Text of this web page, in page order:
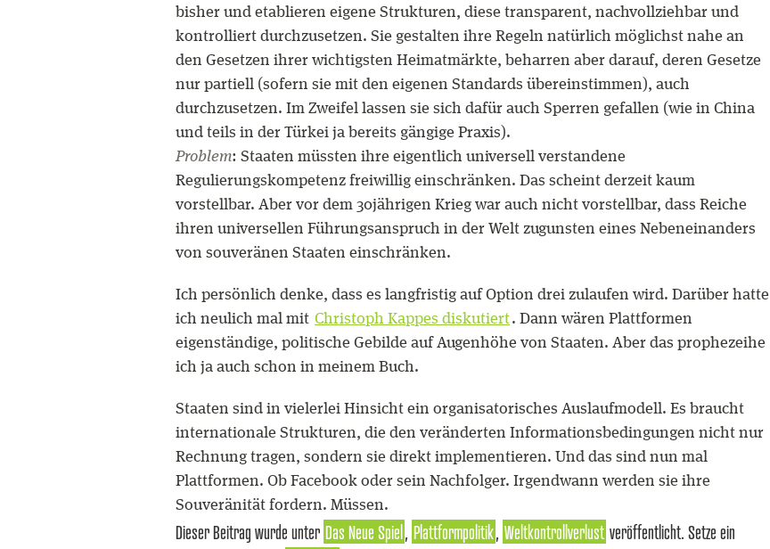
bisher und etablieren eigene Strukturen, diese transparent, nachvollziehbar und
kontrolliert durchzusetzen. Sie gestalten ihre Regeln natürlich möglichst nahe an
den Gesetzen ihrer wichtigsten Heimatmärkte, beharren aber darauf, deren Gesetze
nur partiell (sofern sie mit den eigenen Standards übereinstimmen), auch
durchzusetzen. Im Zweifel lassen sie sich dafür auch Sperren gefallen (wie in China
und teils in der Türkei ja bereits gängige Praxis).
Problem: Staaten müssten ihre eigentlich universell verstandene
Regulierungskompetenz freiwillig einschränken. Das scheint derzeit kaum
vorstellbar. Aber vor dem 30jährigen Krieg war auch nicht vorstellbar, dass Reiche
ihren universellen Führungsanspruch in der Welt zugunsten eines Nebeneinanders
von souveränen Staaten einschränken.
Ich persönlich denke, dass es langfristig auf Option drei zulaufen wird. Darüber hatte
ich neulich mal mit Christoph Kappes diskutiert. Dann wären Plattformen
eigenständige, politische Gebilde auf Augenhöhe von Staaten. Aber das prophezeihe
ich ja auch schon in meinem Buch.
Staaten sind in vielerlei Hinsicht ein organisatorisches Auslaufmodell. Es braucht
internationale Strukturen, die den veränderten Informationsbedingungen nicht nur
Rechnung tragen, sondern sie direkt implementieren. Und das sind nun mal
Plattformen. Ob Facebook oder sein Nachfolger. Irgendwann werden sie ihre
Souveränität fordern. Müssen.
Dieser Beitrag wurde unter Das Neue Spiel, Plattformpolitik, Weltkontrollverlust veröffentlicht. Setze ein